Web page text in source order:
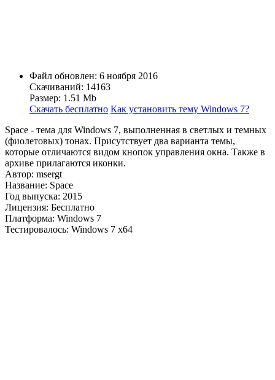
Файл обновлен: 6 ноября 2016
Скачиваний: 14163
Размер: 1.51 Mb
Скачать бесплатно Как установить тему Windows 7?
Space - тема для Windows 7, выполненная в светлых и темных
(фиолетовых) тонах. Присутствует два варианта темы,
которые отличаются видом кнопок управления окна. Также в
архиве прилагаются иконки.
Автор: msergt
Название: Space
Год выпуска: 2015
Лицензия: Бесплатно
Платформа: Windows 7
Тестировалось: Windows 7 x64